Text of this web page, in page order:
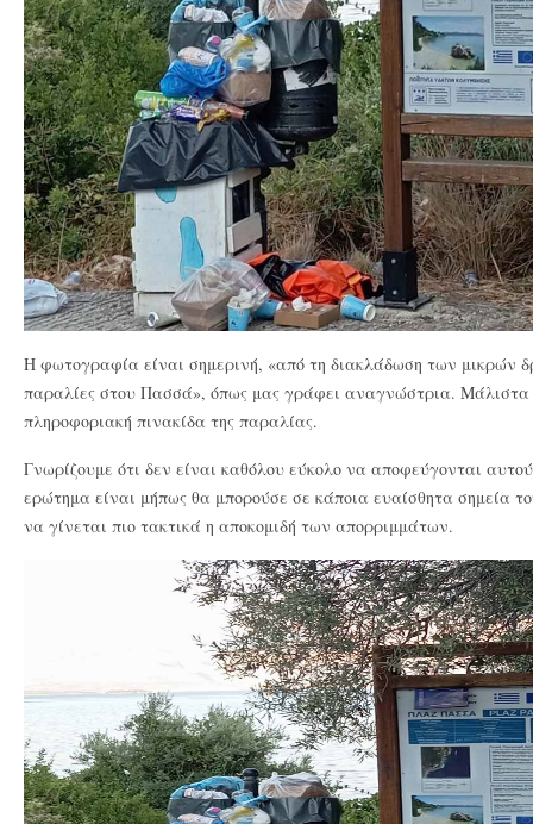
Η φωτογραφία είναι σημερινή, «από τη διακλάδωση των μικρών
παραλίες στου Πασσά», όπως μας γράφει αναγνώστρια. Μάλιστα
πληροφοριακή πινακίδα της παραλίας.
Γνωρίζουμε ότι δεν είναι καθόλου εύκολο να αποφεύγονται
ερώτημα είναι μήπως θα μπορούσε σε κάποια ευαίσθητα σημεία
να γίνεται πιο τακτικά η αποκομιδή των απορριμμάτων.